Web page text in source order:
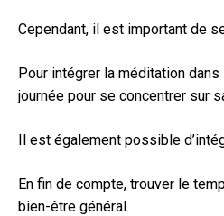
Cependant, il est important de
Pour intégrer la méditation
journée pour se concentrer sur
Il est également possible
En fin de compte, trouver le
bien-être général.